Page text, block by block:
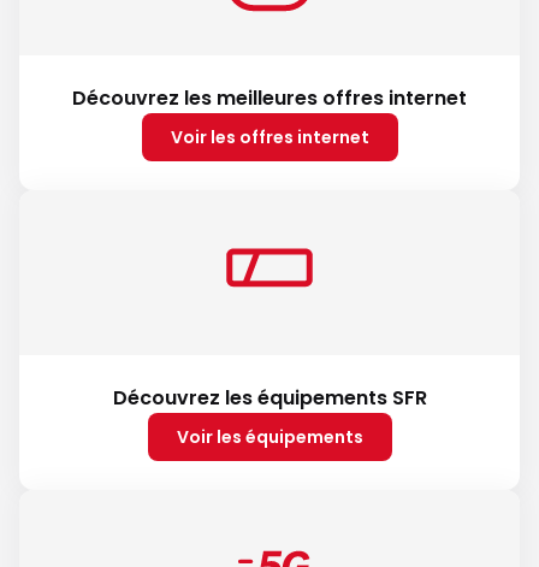
Découvrez les meilleures offres internet
Voir les offres internet
Découvrez les équipements SFR
Voir les équipements